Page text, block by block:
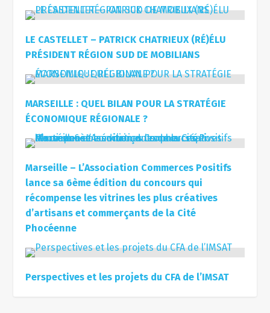
LE CASTELLET – PATRICK CHATRIEUX (RÉ)ÉLU
PRÉSIDENT RÉGION SUD DE MOBILIANS
MARSEILLE : QUEL BILAN POUR LA STRATÉGIE
ÉCONOMIQUE RÉGIONALE ?
Marseille – L’Association Commerces Positifs
lance sa 6ème édition du concours qui
récompense les vitrines les plus créatives
d’artisans et commerçants de la Cité
Phocéenne
Perspectives et les projets du CFA de l’IMSAT